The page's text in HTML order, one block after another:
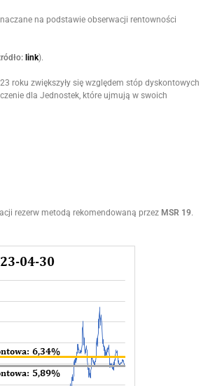
na podstawie obserwacji rentowności
link).
roku zwiększyły się względem stóp dyskontowych
dla Jednostek, które ujmują w swoich
rezerw metodą rekomendowaną przez MSR 19.